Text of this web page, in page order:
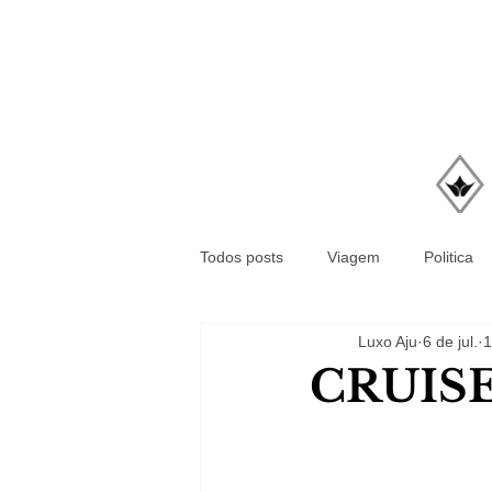
Todos posts Viagem Politica
Luxo Aju 6 de jul.